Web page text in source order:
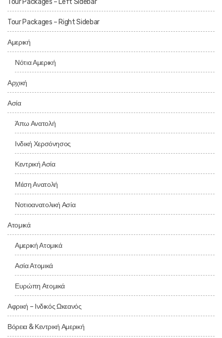
Tour Packages – Left Sidebar
Tour Packages – Right Sidebar
Αμερική
Νότια Αμερική
Αρχική
Ασία
Άπω Ανατολή
Ινδική Χερσόνησος
Κεντρική Ασία
Μέση Ανατολή
Νοτιοανατολική Ασία
Ατομικά
Αμερική Ατομικά
Ασία Ατομικά
Ευρώπη Ατομικά
Αφρική – Ινδικός Ωκεανός
Βόρεια & Κεντρική Αμερική